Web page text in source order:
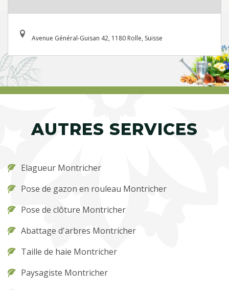
Avenue Général-Guisan 42, 1180 Rolle, Suisse
AUTRES SERVICES
Elagueur Montricher
Pose de gazon en rouleau Montricher
Pose de clôture Montricher
Abattage d'arbres Montricher
Taille de haie Montricher
Paysagiste Montricher